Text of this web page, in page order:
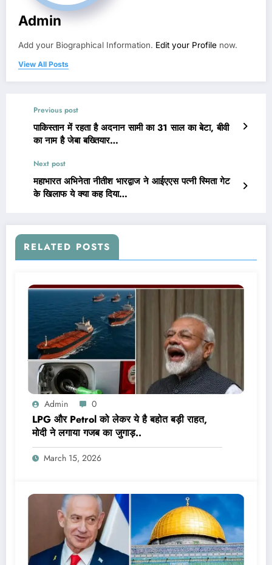
Admin
Add your Biographical Information. Edit your Profile now.
View All Posts
Previous post
पाकिस्तान में रहता है अदनान सामी का 31 साल का बेटा, बीवी
का नाम है जेबा बख्तियार…
Next post
महाभारत अभिनेता नीतीश भारद्वाज ने आईएएस पत्नी स्मिता गेट
के खिलाफ ये क्या कह दिया…
RELATED POSTS
Admin 0
LPG और Petrol को लेकर ये है बहोत बड़ी राहत,
मोदी ने लगाया गजब का जुगाड़..
March 15, 2026